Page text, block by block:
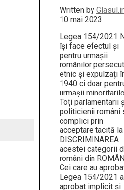
Written by
10 mai 2023
Legea 154/2021
își face efectul și
pentru urmașii
românilor
etnic și expulzați
1940 ci doar
urmașii
Toți parlamentarii
politicienii români
complici prin
acceptare tacită la
DISCRIMINAREA
acestei categorii
români din
Cei care au
Legea 154/2021
aprobat implicit și